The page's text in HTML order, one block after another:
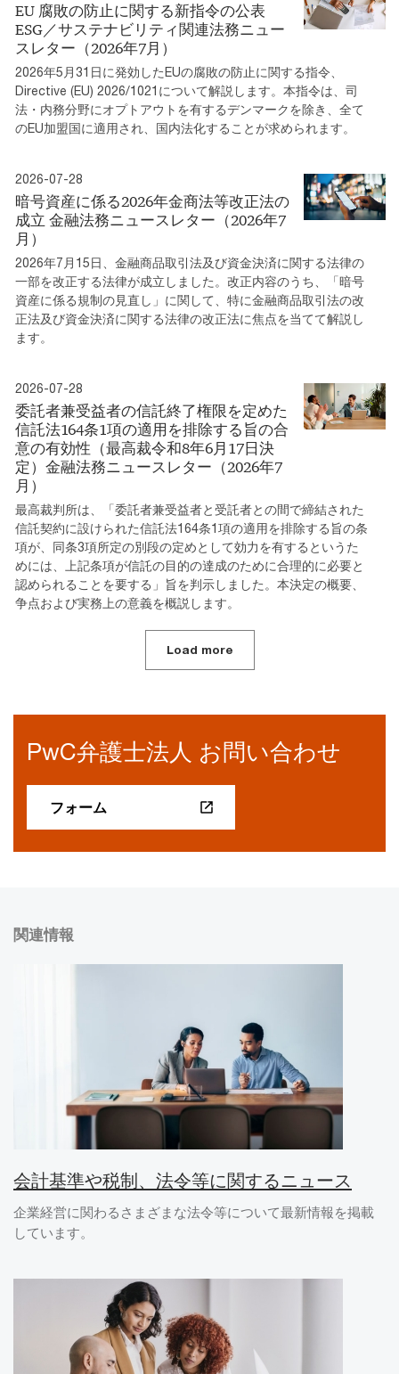
EU 腐敗の防止に関する新指令の公表
ESG／サステナビリティ関連法務ニュー
スレター（2026年7月）
2026年5月31日に発効したEUの腐敗の防止に関する指令、
Directive (EU) 2026/1021について解説します。本指令は、司
法・内務分野にオプトアウトを有するデンマークを除き、全て
のEU加盟国に適用され、国内法化することが求められます。
2026-07-28
暗号資産に係る2026年金商法等改正法の
成立 金融法務ニュースレター（2026年7
月）
2026年7月15日、金融商品取引法及び資金決済に関する法律の
一部を改正する法律が成立しました。改正内容のうち、「暗号
資産に係る規制の見直し」に関して、特に金融商品取引法の改
正法及び資金決済に関する法律の改正法に焦点を当てて解説し
ます。
2026-07-28
委託者兼受益者の信託終了権限を定めた
信託法164条1項の適用を排除する旨の合
意の有効性（最高裁令和8年6月17日決
定）金融法務ニュースレター（2026年7
月）
最高裁判所は、「委託者兼受益者と受託者との間で締結された
信託契約に設けられた信託法164条1項の適用を排除する旨の条
項が、同条3項所定の別段の定めとして効力を有するというた
めには、上記条項が信託の目的の達成のために合理的に必要と
認められることを要する」旨を判示しました。本決定の概要、
争点および実務上の意義を概説します。
Load more
PwC弁護士法人 お問い合わせ
フォーム
関連情報
会計基準や税制、法令等に関するニュース
企業経営に関わるさまざまな法令等について最新情報を掲載
しています。